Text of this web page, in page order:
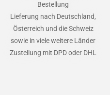
Bestellung
Lieferung nach Deutschland,
Österreich und die Schweiz
sowie in viele weitere Länder
Zustellung mit DPD oder DHL